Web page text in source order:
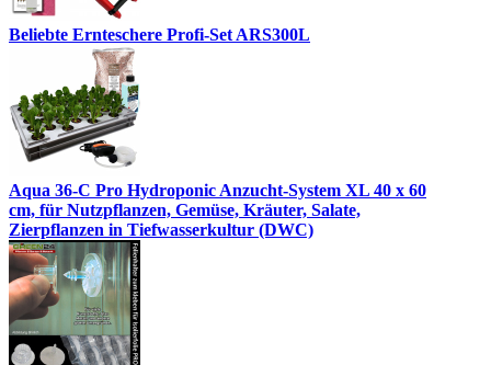
Beliebte Ernteschere Profi-Set ARS300L
Aqua 36-C Pro Hydroponic Anzucht-System XL 40 x 60
cm, für Nutzpflanzen, Gemüse, Kräuter, Salate,
Zierpflanzen in Tiefwasserkultur (DWC)